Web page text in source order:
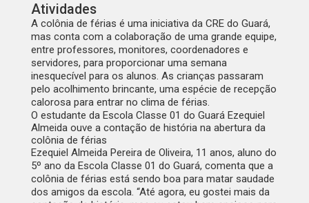
Atividades
A colônia de férias é uma iniciativa da CRE do Guará,
mas conta com a colaboração de uma grande equipe,
entre professores, monitores, coordenadores e
servidores, para proporcionar uma semana
inesquecível para os alunos. As crianças passaram
pelo acolhimento brincante, uma espécie de recepção
calorosa para entrar no clima de férias.
O estudante da Escola Classe 01 do Guará Ezequiel
Almeida ouve a contação de história na abertura da
colônia de férias
Ezequiel Almeida Pereira de Oliveira, 11 anos, aluno do
5º ano da Escola Classe 01 do Guará, comenta que a
colônia de férias está sendo boa para matar saudade
dos amigos da escola. “Até agora, eu gostei mais da